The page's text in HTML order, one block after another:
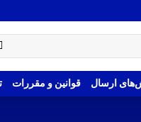
ارسال قوانین و مقررات